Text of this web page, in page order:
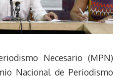
Necesario (MPN)
Nacional de Periodismo